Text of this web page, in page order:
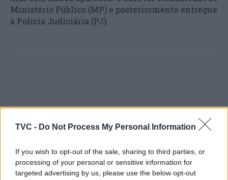
TVC - Do Not Process My Personal Information
If you wish to opt-out of the sale, sharing to third parties, or
processing of your personal or sensitive information for
targeted advertising by us, please use the below opt-out
Ministério Público (MP) e posteriormente entregue
à Polícia Judiciária (PJ).
Artigo anterior
tentou matar outro em
discoteca começa a ser
julgado
Próximo artigo
estrangeiro que assaltava
hotéis em Lisboa